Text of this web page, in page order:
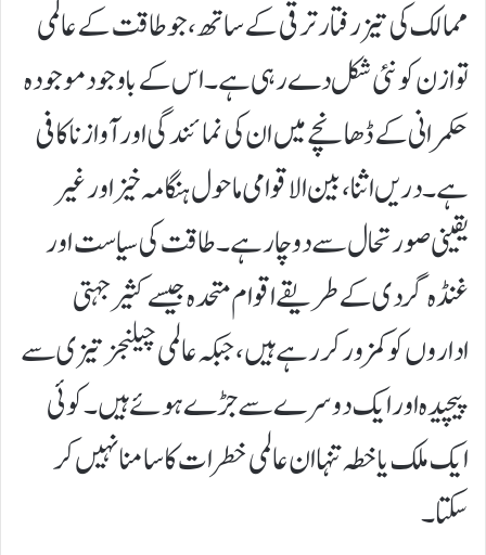
ممالک کی تیز رفتار ترقی کے ساتھ، جو طاقت کے عالمی
توازن کو نئی شکل دے رہی ہے۔ اس کے باوجود موجودہ
حکمرانی کے ڈھانچے میں ان کی نمائندگی اور آواز ناکافی
ہے۔ دریں اثنا، بین الاقوامی ماحول ہنگامہ خیز اور غیر
یقینی صورتحال سے دوچار ہے۔ طاقت کی سیاست اور
غنڈہ گردی کے طریقے اقوام متحدہ جیسے کثیر جہتی
اداروں کو کمزور کر رہے ہیں، جبکہ عالمی چیلنجز تیزی سے
پیچیدہ اور ایک دوسرے سے جڑے ہوئے ہیں۔ کوئی
ایک ملک یا خطہ تنہا ان عالمی خطرات کا سامنا نہیں کر
سکتا۔